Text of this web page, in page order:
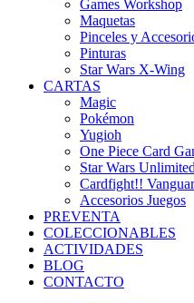
Games Workshop
Maquetas
Pinceles y
Pinturas
Star Wars X-Wing
CARTAS
Magic
Pokémon
Yugioh
One Piece Card
Star Wars Unlimited
Cardfight!!
Accesorios Juegos
PREVENTA
COLECCIONABLES
ACTIVIDADES
BLOG
CONTACTO